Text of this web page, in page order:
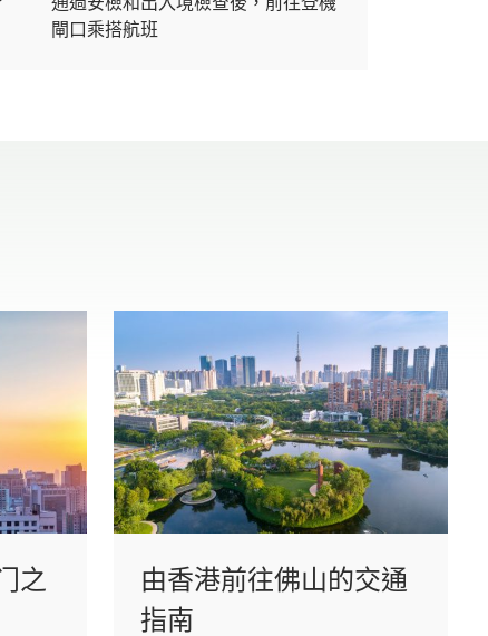
閘口乘搭航班
之
由香港前往佛山的交通
指南